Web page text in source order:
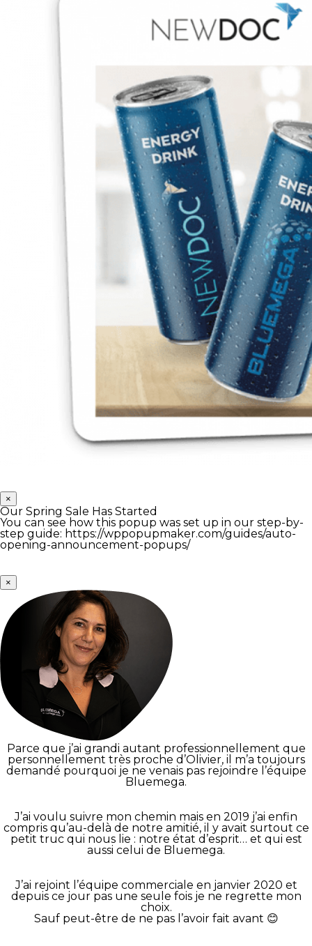
×
Our Spring Sale Has Started
You can see how this popup was set up in our step-by-
step guide: https://wppopupmaker.com/guides/auto-
opening-announcement-popups/
×
Parce que j’ai grandi autant professionnellement que
personnellement très proche d’Olivier, il m’a toujours
demandé pourquoi je ne venais pas rejoindre l’équipe
Bluemega.
J’ai voulu suivre mon chemin mais en 2019 j’ai enfin
compris qu’au-delà de notre amitié, il y avait surtout ce
petit truc qui nous lie : notre état d’esprit… et qui est
aussi celui de Bluemega.
J’ai rejoint l’équipe commerciale en janvier 2020 et
depuis ce jour pas une seule fois je ne regrette mon
choix.
Sauf peut-être de ne pas l’avoir fait avant 😊